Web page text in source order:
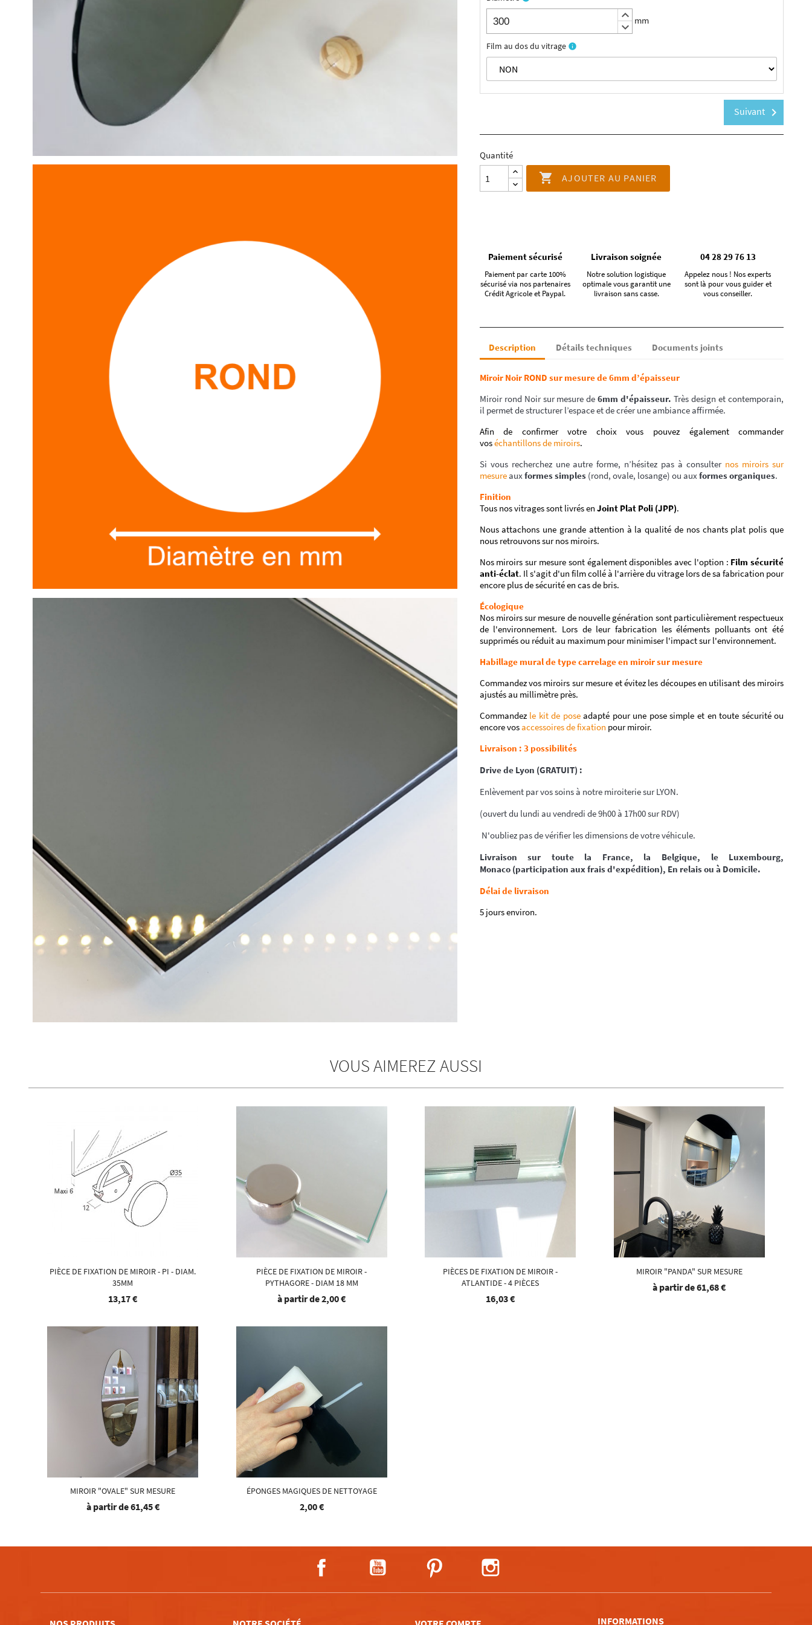
keyboard_arrow_up
keyboard_arrow_down mm
Film au dos du vitrage info
Suivant chevron_right
Quantité
 AJOUTER AU PANIER
Paiement sécurisé
Paiement par carte 100%
sécurisé via nos partenaires
Crédit Agricole et Paypal.
Livraison soignée
Notre solution logistique
optimale vous garantit une
livraison sans casse.
04 28 29 76 13
Appelez nous ! Nos experts
sont là pour vous guider et
vous conseiller.
Description Détails techniques Documents joints
Miroir Noir ROND sur mesure de 6mm d’épaisseur
Miroir rond Noir sur mesure de 6mm d'épaisseur. Très design et contemporain,
il permet de structurer l’espace et de créer une ambiance affirmée.
Afin de confirmer votre choix vous pouvez également commander
voséchantillons de miroirs.
Si vous recherchez une autre forme, n’hésitez pas à consulter nos miroirs sur
mesureauxformes simples(rond, ovale, losange) ou auxformes organiques.
Finition
Tous nos vitrages sont livrés en Joint Plat Poli (JPP).
Nous attachons une grande attention à la qualité de nos chants plat polis que
nous retrouvons sur nos miroirs.
Nos miroirs sur mesure sont également disponibles avec l'option : Film sécurité
anti-éclat. Il s'agit d'un film collé à l'arrière du vitrage lors de sa fabrication pour
encore plus de sécurité en cas de bris.
Écologique
Nos miroirs sur mesure de nouvelle génération sont particulièrement respectueux
de l'environnement. Lors de leur fabrication les éléments polluants ont été
supprimés ou réduit au maximum pour minimiser l'impact sur l'environnement.
Habillage mural de type carrelage en miroir sur mesure
Commandez vos miroirs sur mesure et évitez les découpes en utilisant des miroirs
ajustés au millimètre près.
Commandez le kit de poseadapté pour une pose simple et en toute sécurité ou
encore vosaccessoires de fixation pour miroir.
Livraison : 3 possibilités
Drive de Lyon (GRATUIT) :
Enlèvement par vos soins à notre miroiterie sur LYON.
(ouvert du lundi au vendredi de 9h00 à 17h00 sur RDV)
N'oubliez pas de vérifier les dimensions de votre véhicule.
Livraison sur toute la France, la Belgique, le Luxembourg,
Monaco (participation aux frais d'expédition), En relais ou à Domicile.
Délai de livraison
5 jours environ.
VOUS AIMEREZ AUSSI
PIÈCE DE FIXATION DE MIROIR - PI - DIAM.
35MM
13,17 €
PIÈCE DE FIXATION DE MIROIR -
PYTHAGORE - DIAM 18 MM
à partir de2,00 €
PIÈCES DE FIXATION DE MIROIR -
ATLANTIDE - 4 PIÈCES
16,03 €
MIROIR "PANDA" SUR MESURE
à partir de61,68 €
MIROIR "OVALE" SUR MESURE
à partir de61,45 €
ÉPONGES MAGIQUES DE NETTOYAGE
2,00 €
Facebook Pinterest
INFORMATIONS